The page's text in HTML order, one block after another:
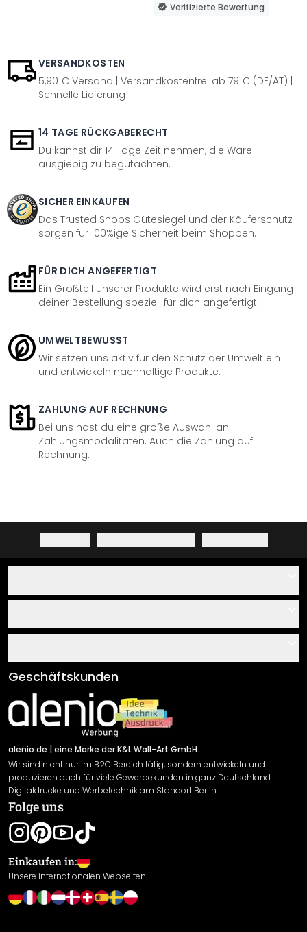
Verifizierte Bewertung
VERSANDKOSTEN
5,90 € Versand | Versandkostenfrei ab 79 € (DE/AT) |
Schnelle Lieferung
14 TAGE RÜCKGABERECHT
Du kannst dir 14 Tage Zeit nehmen, die Ware
ausgiebig zu begutachten.
SICHER EINKAUFEN
Das Trusted Shops Gütesiegel und der Käuferschutz
sorgen für 100%ige Sicherheit beim Shoppen.
FÜR DICH ANGEFERTIGT
Ein Großteil unserer Produkte wird erst nach Eingang
deiner Bestellung speziell für dich angefertigt.
UMWELTBEWUSST
Wir setzen uns aktiv für den Schutz der Umwelt ein
und entwickeln nachhaltige Produkte.
ZAHLUNG AUF RECHNUNG
Bei uns hast du eine große Auswahl an
Zahlungsmodalitäten. Auch die Zahlung auf
Rechnung.
· ·
Über uns
Klebe- und Montageanleitungen
Newsletter An-/Abmeldung
Sendungsverfolgung
AGB
Impressum
Versand & Zahlung
Rücksendung
Widerrufsrecht
Datenschutzerklärung
Gewährleistung
Leistungserklärung / CE-Zeichen
Cookie Einstellungen
Geschäftskunden
alenio.de | eine Marke der K&L Wall-Art GmbH.
Wir sind nicht nur im B2C Bereich tätig, sondern entwickeln und
produzieren auch für viele Gewerbekunden in ganz Deutschland
Digitaldrucke und Werbetechnik am Standort Berlin.
Folge uns
Einkaufen in:
Unsere internationalen Webseiten